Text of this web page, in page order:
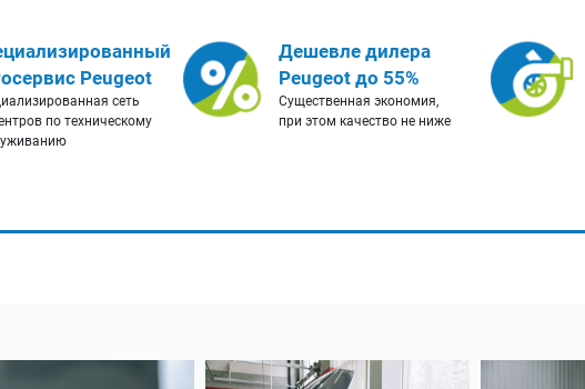
Peugeot
сеть
по техническому
Дешевле дилера
Peugeot до 55%
Существенная экономия,
при этом качество не ниже